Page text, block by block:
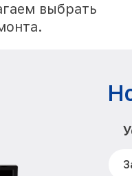
выбрать